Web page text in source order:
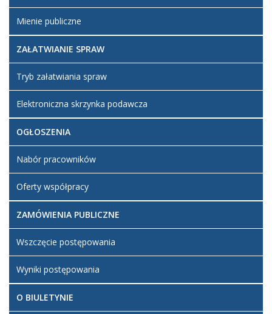
Artykuł został
zmieniony.
środa,
10
kwiecień
2019
17:24
Artykuł został
zmieniony.
26
2023
Artykuł został
zmieniony.
środa,
26
kwiecień
2023
17:47
zmieniony.
Mienie publiczne
ZAŁATWIANIE SPRAW
Tryb załatwiania spraw
Elektroniczna skrzynka podawcza
OGŁOSZENIA
Nabór pracowników
Oferty współpracy
ZAMÓWIENIA PUBLICZNE
Wszczęcie postępowania
Wyniki postępowania
O BIULETYNIE